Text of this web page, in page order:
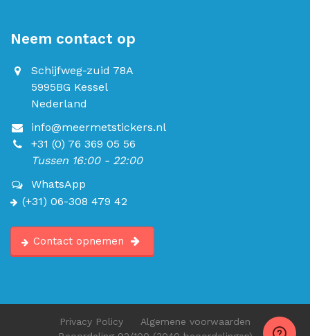
Neem contact op
Schijfweg-zuid 78A
5995BG Kessel
Nederland
info@meermetstickers.nl
+31 (0) 76 369 05 56
Tussen 16:00 - 22:00
WhatsApp
(+31) 06-308 479 42
Contact opnemen
Privacy Policy
Algemene voorwaarden